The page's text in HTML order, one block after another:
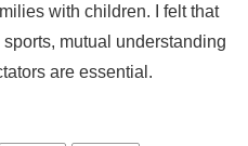
with children. I felt that
mutual understanding
are essential.